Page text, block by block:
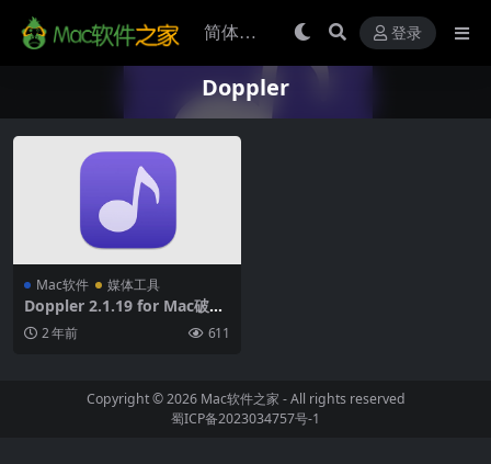
登录
Doppler
Mac软件 媒体工具
Doppler 2.1.19 for Mac破解
版 (音乐播放器)
2 年前 611
Copyright © 2026 Mac软件之家 - All rights reserved
蜀ICP备2023034757号-1